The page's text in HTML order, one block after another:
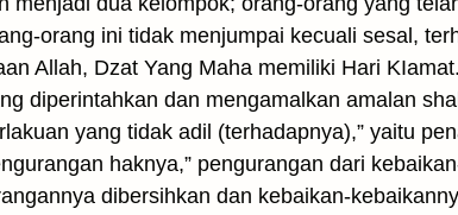
orang ini tidak menjumpai kecuali sesal,
Allah, Dzat Yang Maha memiliki Hari
diperintahkan dan mengamalkan amalan
yang tidak adil (terhadapnya),” yaitu
haknya,” pengurangan dari
dibersihkan dan kebaikan-